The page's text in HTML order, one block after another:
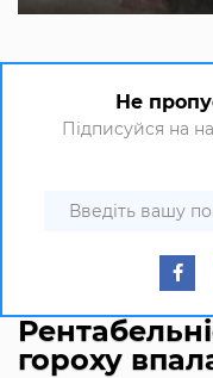
Не
Підписуйся на
гороху